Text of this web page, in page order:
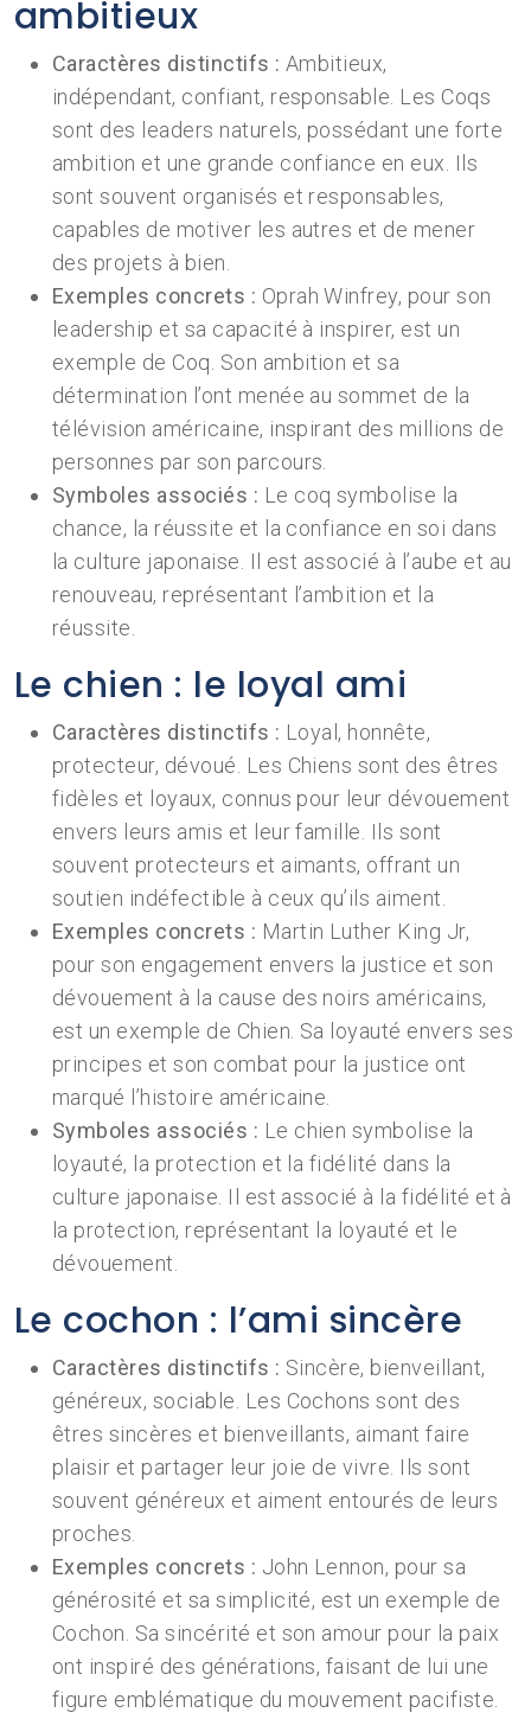
ambitieux
Caractères distinctifs : Ambitieux,
indépendant, confiant, responsable. Les Coqs
sont des leaders naturels, possédant une forte
ambition et une grande confiance en eux. Ils
sont souvent organisés et responsables,
capables de motiver les autres et de mener
des projets à bien.
Exemples concrets : Oprah Winfrey, pour son
leadership et sa capacité à inspirer, est un
exemple de Coq. Son ambition et sa
détermination l’ont menée au sommet de la
télévision américaine, inspirant des millions de
personnes par son parcours.
Symboles associés : Le coq symbolise la
chance, la réussite et la confiance en soi dans
la culture japonaise. Il est associé à l’aube et au
renouveau, représentant l’ambition et la
réussite.
Le chien : le loyal ami
Caractères distinctifs : Loyal, honnête,
protecteur, dévoué. Les Chiens sont des êtres
fidèles et loyaux, connus pour leur dévouement
envers leurs amis et leur famille. Ils sont
souvent protecteurs et aimants, offrant un
soutien indéfectible à ceux qu’ils aiment.
Exemples concrets : Martin Luther King Jr,
pour son engagement envers la justice et son
dévouement à la cause des noirs américains,
est un exemple de Chien. Sa loyauté envers ses
principes et son combat pour la justice ont
marqué l’histoire américaine.
Symboles associés : Le chien symbolise la
loyauté, la protection et la fidélité dans la
culture japonaise. Il est associé à la fidélité et à
la protection, représentant la loyauté et le
dévouement.
Le cochon : l’ami sincère
Caractères distinctifs : Sincère, bienveillant,
généreux, sociable. Les Cochons sont des
êtres sincères et bienveillants, aimant faire
plaisir et partager leur joie de vivre. Ils sont
souvent généreux et aiment entourés de leurs
proches.
Exemples concrets : John Lennon, pour sa
générosité et sa simplicité, est un exemple de
Cochon. Sa sincérité et son amour pour la paix
ont inspiré des générations, faisant de lui une
figure emblématique du mouvement pacifiste.